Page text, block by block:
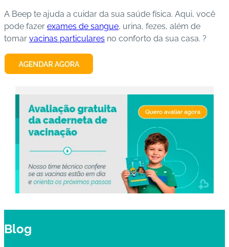
A Beep te ajuda a cuidar da sua saúde física. Aqui, você
pode fazer exames de sangue, urina, fezes, além de
tomar vacinas particulares no conforto da sua casa. ?
Blog